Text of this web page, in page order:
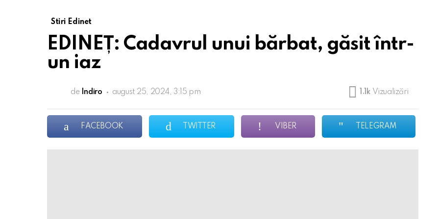
Stiri Edinet
EDINEȚ: Cadavrul unui bărbat, găsit într-
un iaz
de Indiro august 25, 2024, 3:15 pm 1.1k Vizualizări
FACEBOOK TWITTER VIBER TELEGRAM